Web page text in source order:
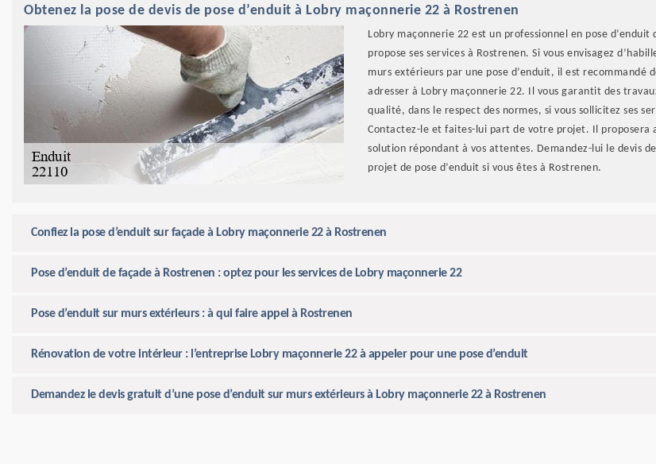
Obtenez la pose de devis de pose d’enduit à Lobry maçonnerie 22 à Rostrenen
Lobry maçonnerie 22 est un professionnel en pose d’enduit
propose ses services à Rostrenen. Si vous envisagez
murs extérieurs par une pose d’enduit, il est recommandé
adresser à Lobry maçonnerie 22. Il vous garantit des
qualité, dans le respect des normes, si vous sollicitez ses
Contactez-le et faites-lui part de votre projet. Il proposera
solution répondant à vos attentes. Demandez-lui le devis
projet de pose d’enduit si vous êtes à Rostrenen.
Confiez la pose d’enduit sur façade à Lobry maçonnerie 22 à Rostrenen
Pose d’enduit de façade à Rostrenen : optez pour les services de Lobry maçonnerie 22
Pose d’enduit sur murs extérieurs : à qui faire appel à Rostrenen
Rénovation de votre intérieur : l’entreprise Lobry maçonnerie 22 à appeler pour une pose d’enduit
Demandez le devis gratuit d’une pose d’enduit sur murs extérieurs à Lobry maçonnerie 22 à Rostrenen